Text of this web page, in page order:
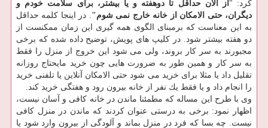
كرد: " از الان حداقل تا دوهفته و یا بیشتر، برای سلامت خودم و
دیگران، حتی الامكان از خانه خارج نمی شوم" . در اینجا كلمه حداقل
به این معناست كه برمبنای الگوی همه گیری این زمان ممكنست از
دو هفته بیشتر شود. در كلیپ­ های پویش، توضیح داده شده كه برخی
مجبورند به سر كار بروند، ولی می شود این خروج از منزل را فقط
به سر كار و همین طور به ضرورت­ هایی چون خرید مایحتاج روزانه
تقلیل داد یا مثلا برای خرید می­ شود حتی الامكان آنلاین یا تلفنی خرید
را انجام داد و یا فقط یك نفر از خانه بیرون رود و هفتگی خرید كند.
وی با طرح این مساله كه مطمئنا ماندن در خانه كافی و آسان نیست،
اظهار نمود: برخی به درستی عنوان كردند كه ماندن در منزل كافی
نیست. چه بسا كه فرد در منزل بماند و آلودگی از بیرون وارد شود یا